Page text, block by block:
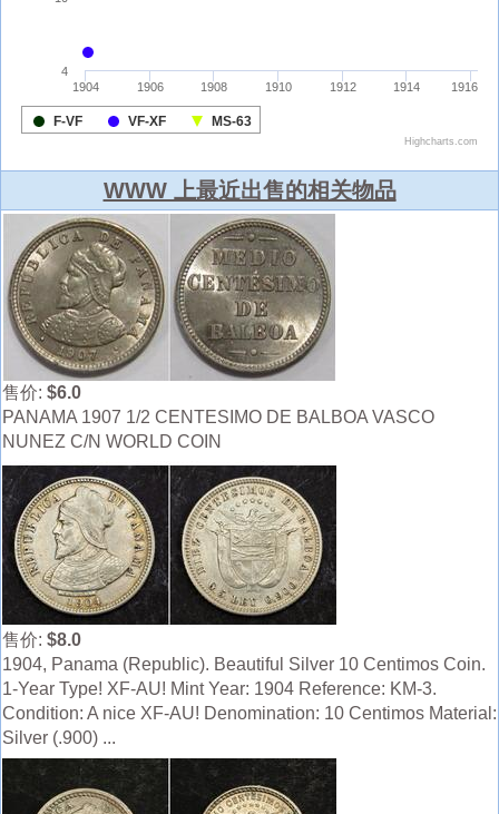
WWW 上最近出售的相关物品
售价: $6.0
PANAMA 1907 1/2 CENTESIMO DE BALBOA VASCO
NUNEZ C/N WORLD COIN
售价: $8.0
1904, Panama (Republic). Beautiful Silver 10 Centimos Coin.
1-Year Type! XF-AU! Mint Year: 1904 Reference: KM-3.
Condition: A nice XF-AU! Denomination: 10 Centimos Material:
Silver (.900) ...